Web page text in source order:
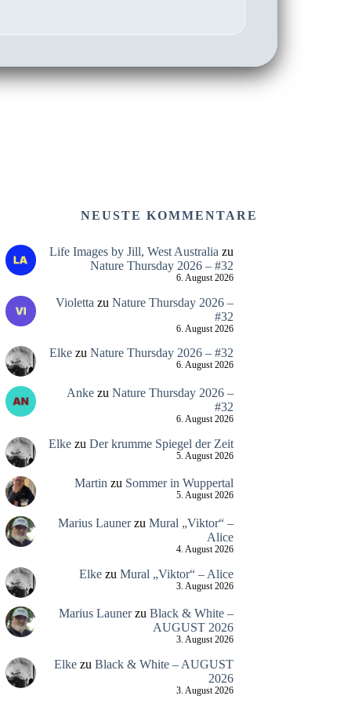
NEUSTE KOMMENTARE
Life Images by Jill, West Australia zu
Nature Thursday 2026 – #32
6. August 2026
Violetta zu Nature Thursday 2026 –
#32
6. August 2026
Elkezu Nature Thursday 2026 – #32
6. August 2026
Ankezu Nature Thursday 2026 –
#32
6. August 2026
Elkezu Der krumme Spiegel der Zeit
5. August 2026
Martinzu Sommer in Wuppertal
5. August 2026
Marius Launerzu Mural „Viktor“ –
Alice
4. August 2026
Elkezu Mural „Viktor“ – Alice
3. August 2026
Marius Launerzu Black & White –
AUGUST 2026
3. August 2026
Elkezu Black & White – AUGUST
2026
3. August 2026